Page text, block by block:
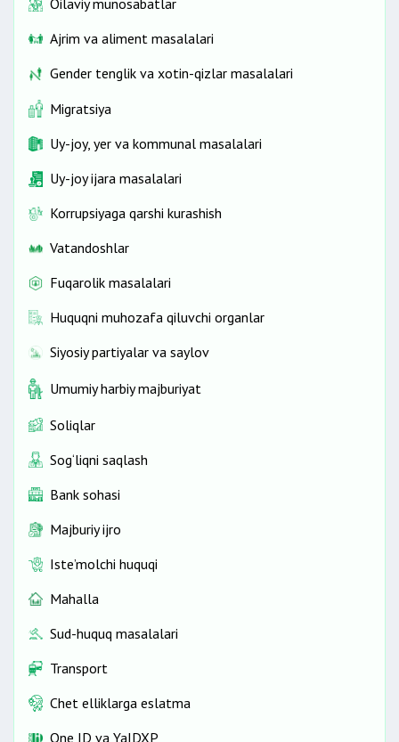
Oilaviy munosabatlar
Ajrim va aliment masalalari
Gender tenglik va xotin-qizlar masalalari
Migratsiya
Uy-joy, yer va kommunal masalalari
Uy-joy ijara masalalari
Korrupsiyaga qarshi kurashish
Vatandoshlar
Fuqarolik masalalari
Huquqni muhozafa qiluvchi organlar
Siyosiy partiyalar va saylov
Umumiy harbiy majburiyat
Soliqlar
Sog‘liqni saqlash
Bank sohasi
Majburiy ijro
Iste’molchi huquqi
Mahalla
Sud-huquq masalalari
Transport
Chet elliklarga eslatma
One ID vа YaIDXP